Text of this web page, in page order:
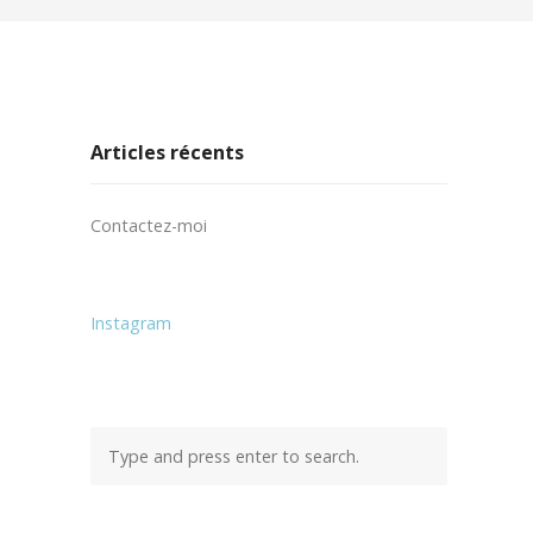
Articles récents
Contactez-moi
Instagram